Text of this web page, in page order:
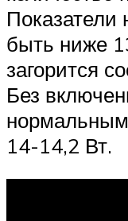
быть ниже
загорится
Без
нормальным
14-14,2 Вт.